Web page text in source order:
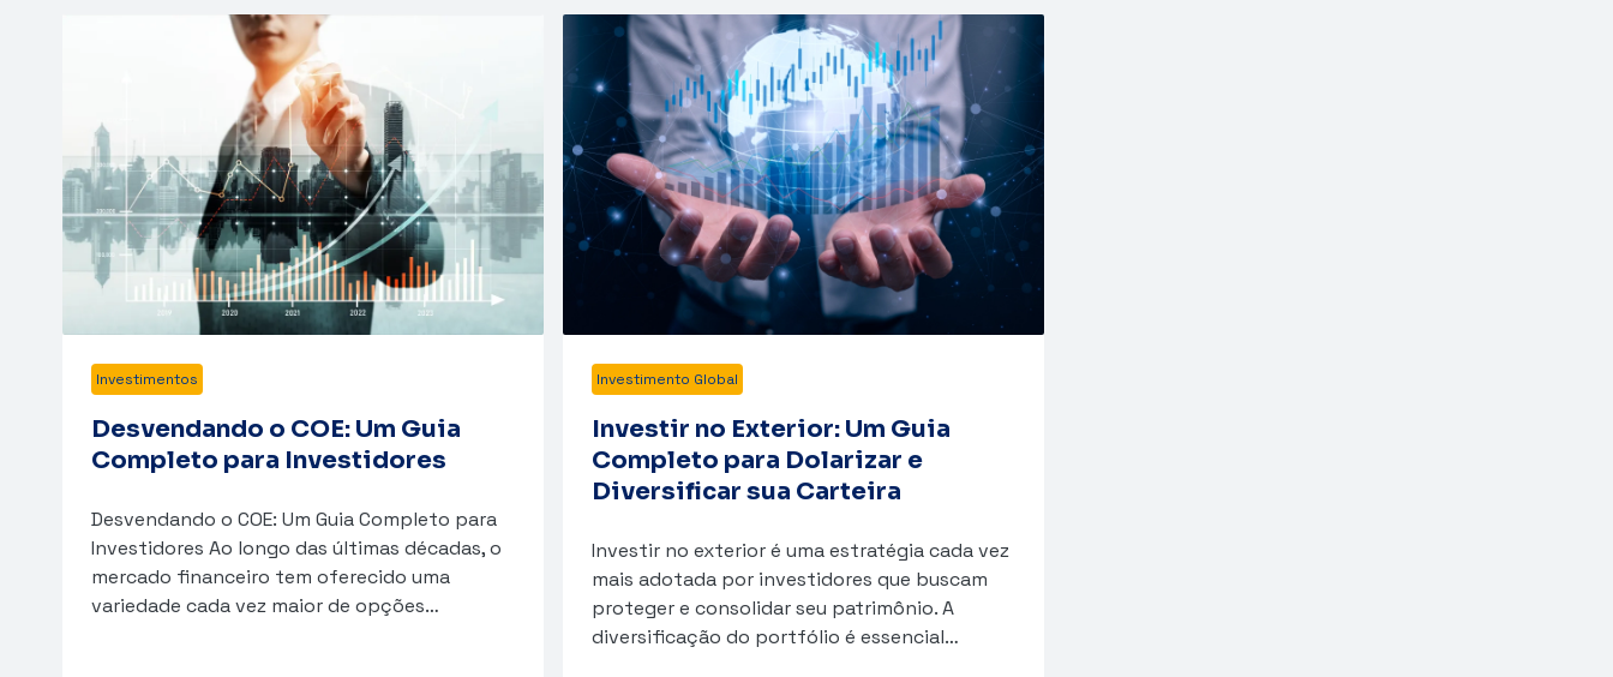
Investimentos
Desvendando o COE: Um Guia
Completo para Investidores
Desvendando o COE: Um Guia Completo para
Investidores Ao longo das últimas décadas, o
mercado financeiro tem oferecido uma
variedade cada vez maior de opções…
Investimento Global
Investir no Exterior: Um Guia
Completo para Dolarizar e
Diversificar sua Carteira
Investir no exterior é uma estratégia cada vez
mais adotada por investidores que buscam
proteger e consolidar seu patrimônio. A
diversificação do portfólio é essencial…